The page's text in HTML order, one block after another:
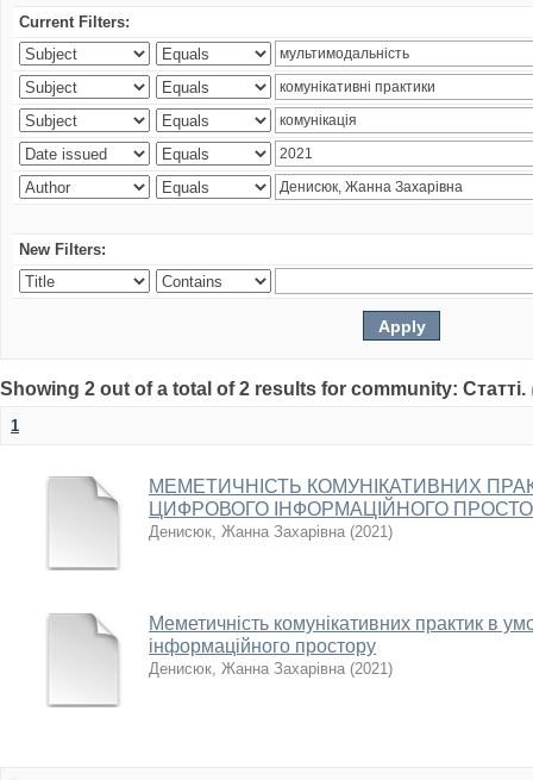
Current Filters:
New Filters:
Showing 2 out of a total of 2 results for community: Статті.
1
МЕМЕТИЧНІСТЬ КОМУНІКАТИВНИХ
ЦИФРОВОГО ІНФОРМАЦІЙНОГО
Денисюк, Жанна Захарівна (2021)
Меметичність комунікативних практик в
інформаційного простору
Денисюк, Жанна Захарівна (2021)